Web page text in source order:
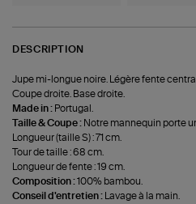
DESCRIPTION
Jupe mi-longue noire. Légère fente
Coupe droite. Base droite.
Made in : Portugal.
Taille & Coupe : Notre mannequin porte
Longueur (taille S) : 71 cm.
Tour de taille : 68 cm.
Longueur de fente : 19 cm.
Composition :100% bambou.
Conseil d'entretien :
Lavage à la main.